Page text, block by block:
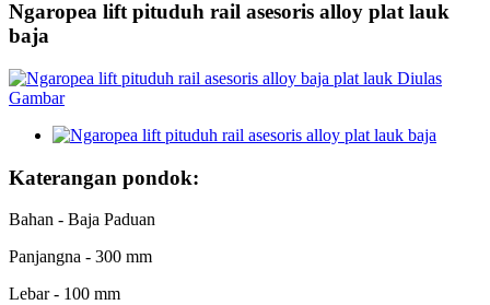
Ngaropea lift pituduh rail asesoris alloy plat lauk
baja
Katerangan pondok:
Bahan - Baja Paduan
Panjangna - 300 mm
Lebar - 100 mm